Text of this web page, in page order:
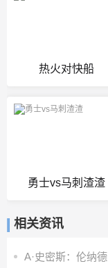
热火对快船
勇士vs马刺渣渣
相关资讯